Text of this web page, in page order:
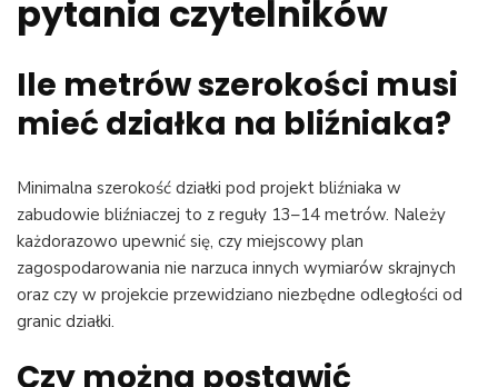
pytania czytelników
Ile metrów szerokości musi
mieć działka na bliźniaka?
Minimalna szerokość działki pod projekt bliźniaka w
zabudowie bliźniaczej to z reguły 13–14 metrów. Należy
każdorazowo upewnić się, czy miejscowy plan
zagospodarowania nie narzuca innych wymiarów skrajnych
oraz czy w projekcie przewidziano niezbędne odległości od
granic działki.
Czy można postawić